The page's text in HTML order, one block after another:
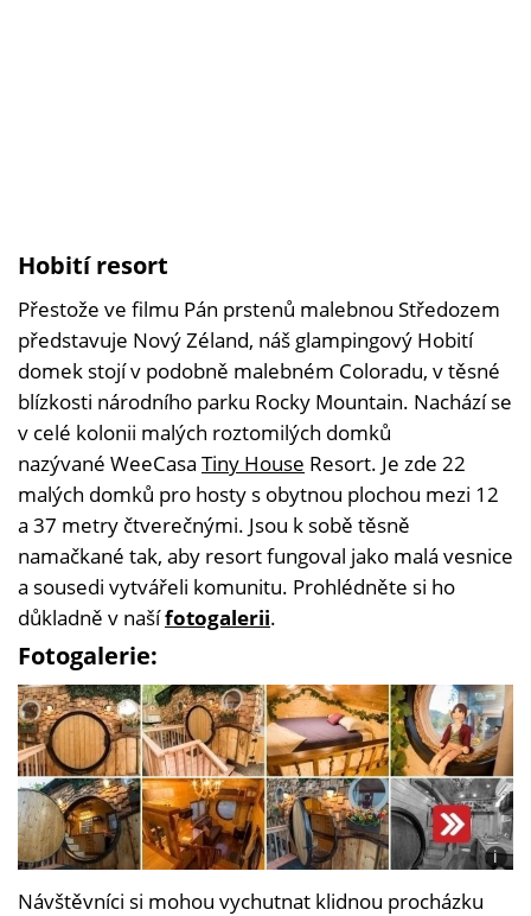
Hobití resort
Přestože ve filmu Pán prstenů malebnou Středozem
představuje Nový Zéland, náš glampingový Hobití
domek stojí v podobně malebném Coloradu, v těsné
blízkosti národního parku Rocky Mountain. Nachází se
v celé kolonii malých roztomilých domků
nazývané WeeCasa Tiny House Resort. Je zde 22
malých domků pro hosty s obytnou plochou mezi 12
a 37 metry čtverečnými. Jsou k sobě těsně
namačkané tak, aby resort fungoval jako malá vesnice
a sousedi vytvářeli komunitu. Prohlédněte si ho
důkladně v našífotogalerii.
Fotogalerie:
i
Foto:
Návštěvníci si mohou vychutnat klidnou procházku